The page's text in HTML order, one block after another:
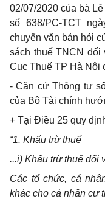
02/07/2020 của bà
số 638/PC-TCT
chuyển văn bản hỏi
sách thuế TNCN
Cục Thuế TP Hà Nội
- Căn cứ Thông tư
của Bộ Tài chính
+ Tại Điều 25 quy
“1. Khấu trừ thuế
...i) Khấu trừ thuế đối
Các tổ chức, cá
khác cho cá nhân cư